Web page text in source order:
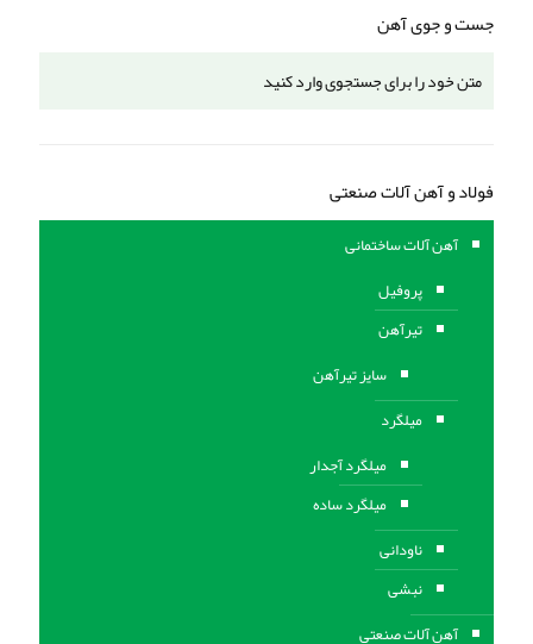
جست و جوی آهن
فولاد و آهن آلات صنعتی
آهن آلات ساختمانی
پروفیل
تیرآهن
سایز تیرآهن
میلگرد
میلگرد آجدار
میلگرد ساده
ناودانی
نبشی
آهن آلات صنعتی